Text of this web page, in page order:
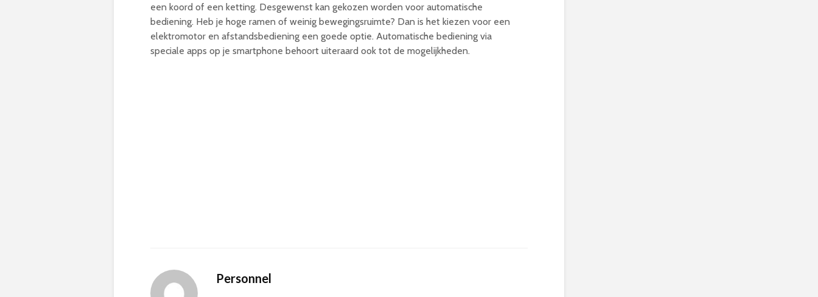
een koord of een ketting. Desgewenst kan gekozen worden voor automatische
bediening. Heb je hoge ramen of weinig bewegingsruimte? Dan is het kiezen voor een
elektromotor en afstandsbediening een goede optie. Automatische bediening via
speciale apps op je smartphone behoort uiteraard ook tot de mogelijkheden.
Personnel